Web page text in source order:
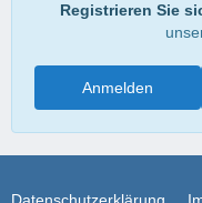
Registrieren Sie
Anmelden